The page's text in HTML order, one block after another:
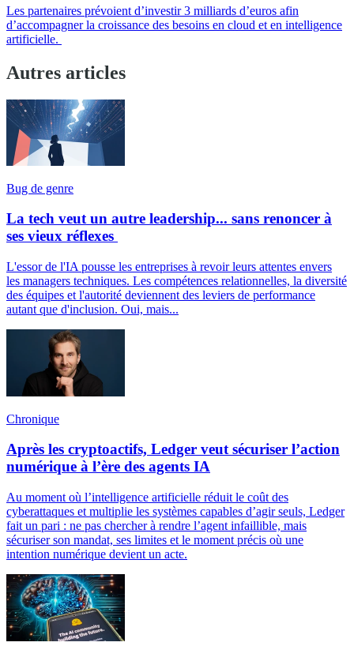
Les partenaires prévoient d’investir 3 milliards d’euros afin
d’accompagner la croissance des besoins en cloud et en intelligence
artificielle.
Autres articles
Bug de genre
La tech veut un autre leadership... sans renoncer à
ses vieux réflexes
L'essor de l'IA pousse les entreprises à revoir leurs attentes envers
les managers techniques. Les compétences relationnelles, la diversité
des équipes et l'autorité deviennent des leviers de performance
autant que d'inclusion. Oui, mais...
Chronique
Après les cryptoactifs, Ledger veut sécuriser l’action
numérique à l’ère des agents IA
Au moment où l’intelligence artificielle réduit le coût des
cyberattaques et multiplie les systèmes capables d’agir seuls, Ledger
fait un pari : ne pas chercher à rendre l’agent infaillible, mais
sécuriser son mandat, ses limites et le moment précis où une
intention numérique devient un acte.